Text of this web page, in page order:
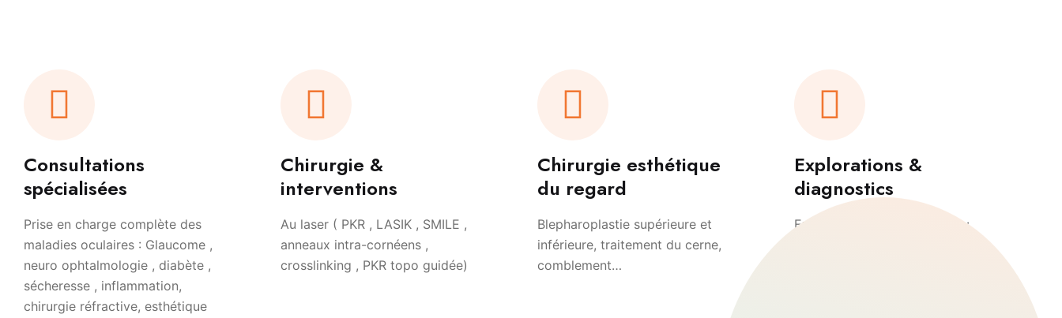
Consultations
spécialisées
Prise en charge complète des
maladies oculaires : Glaucome ,
neuro ophtalmologie , diabète ,
sécheresse , inflammation,
chirurgie réfractive, esthétique
Chirurgie &
interventions
Au laser ( PKR , LASIK , SMILE ,
anneaux intra-cornéens ,
crosslinking , PKR topo guidée)
Chirurgie esthétique
du regard
Blepharoplastie supérieure et
inférieure, traitement du cerne,
comblement…
Explorations &
diagnostics
Examens de haute précision :